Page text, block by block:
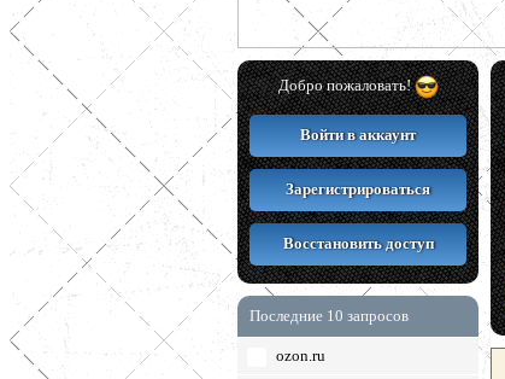
Добро пожаловать!
Войти в аккаунт
Зарегистрироваться
Восстановить доступ
Последние 10 запросов
ozon.ru